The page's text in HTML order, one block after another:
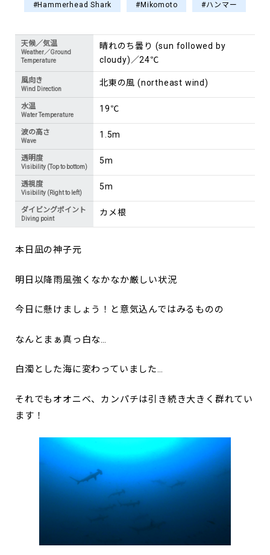
#Hammerhead Shark #Mikomoto #ハンマー
天候／気温
Weather／Ground
Temperature
晴れのち曇り (sun followed by
cloudy)／24℃
風向き
Wind Direction
北東の風 (northeast wind)
水温
Water Temperature
19℃
波の高さ
Wave
1.5m
透明度
Visibility (Top to bottom)
5m
透視度
Visibility (Right to left)
5m
ダイビングポイント
Diving point
カメ根
本日凪の神子元
明日以降雨風強くなかなか厳しい状況
今日に懸けましょう！と意気込んではみるものの
なんとまぁ真っ白な…
白濁とした海に変わっていました…
それでもオオニベ、カンパチは引き続き大きく群れてい
ます！